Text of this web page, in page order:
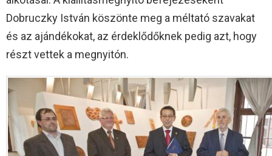
Dobruczky István köszönte meg a méltató szavakat
és az ajándékokat, az érdeklődőknek pedig azt, hogy
részt vettek a megnyitón.